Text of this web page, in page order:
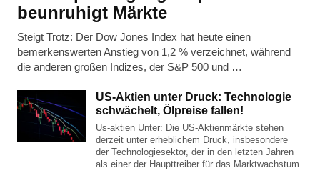
beunruhigt Märkte
Steigt Trotz: Der Dow Jones Index hat heute einen
bemerkenswerten Anstieg von 1,2 % verzeichnet, während
die anderen großen Indizes, der S&P 500 und …
US-Aktien unter Druck: Technologie
schwächelt, Ölpreise fallen!
Us-aktien Unter: Die US-Aktienmärkte stehen
derzeit unter erheblichem Druck, insbesondere
der Technologiesektor, der in den letzten Jahren
als einer der Haupttreiber für das Marktwachstum
…